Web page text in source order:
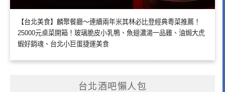
【台北美食】麟聚餐廳～連續兩年米其林必比登經典粵菜推薦！
25000元桌菜開箱！玻璃脆皮小乳鴨、魚翅濃湯一品雞、油焗大虎
蝦好銷魂、台北小巨蛋捷運美食
台北酒吧懶人包